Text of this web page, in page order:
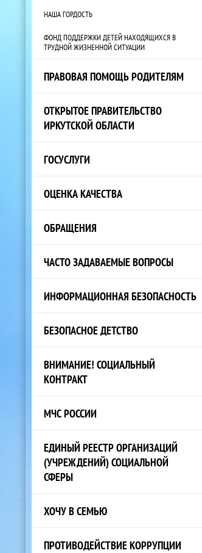
НАША ГОРДОСТЬ
ФОНД ПОДДЕРЖКИ ДЕТЕЙ НАХОДЯЩИХСЯ В
ТРУДНОЙ ЖИЗНЕННОЙ СИТУАЦИИ
ПРАВОВАЯ ПОМОЩЬ РОДИТЕЛЯМ
ОТКРЫТОЕ ПРАВИТЕЛЬСТВО
ИРКУТСКОЙ ОБЛАСТИ
ГОСУСЛУГИ
ОЦЕНКА КАЧЕСТВА
ОБРАЩЕНИЯ
ЧАСТО ЗАДАВАЕМЫЕ ВОПРОСЫ
ИНФОРМАЦИОННАЯ БЕЗОПАСНОСТЬ
БЕЗОПАСНОЕ ДЕТСТВО
ВНИМАНИЕ! СОЦИАЛЬНЫЙ
КОНТРАКТ
МЧС РОССИИ
ЕДИНЫЙ РЕЕСТР ОРГАНИЗАЦИЙ
(УЧРЕЖДЕНИЙ) СОЦИАЛЬНОЙ
СФЕРЫ
ХОЧУ В СЕМЬЮ
ПРОТИВОДЕЙСТВИЕ КОРРУПЦИИ